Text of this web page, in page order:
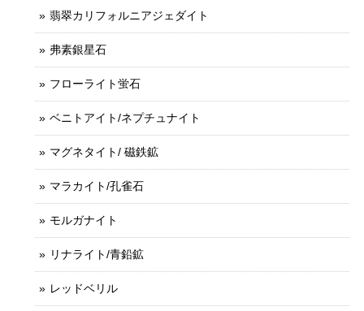
翡翠カリフォルニアジェダイト
弗素銀星石
フローライト蛍石
ベニトアイト/ネプチュナイト
マグネタイト/ 磁鉄鉱
マラカイト/孔雀石
モルガナイト
リナライト/青鉛鉱
レッドベリル